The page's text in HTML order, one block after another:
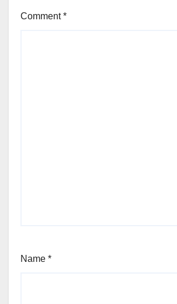
Comment*
Name *